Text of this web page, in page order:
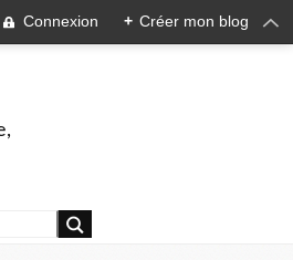
Connexion + Créer mon blog